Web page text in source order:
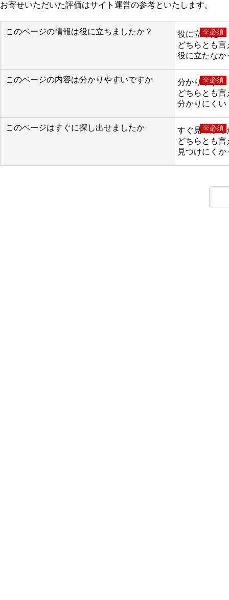
お寄せいただいた評価はサイト運営の参考といたします。
このページの情報は役に立ちましたか？ ※必須
役に立った
どちらとも言
役に立たなか
このページの内容は分かりやすいですか ※必須
分かりやすい
どちらとも言
分かりにくい
このページはすぐに探し出せましたか ※必須
すぐ見つかっ
どちらとも言
見つけにくか